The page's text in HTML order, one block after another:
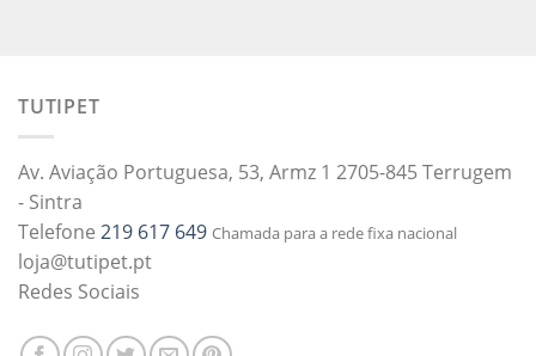
TUTIPET
Av. Aviação Portuguesa, 53, Armz 1 2705-845 Terrugem
- Sintra
Telefone 219 617 649 Chamada para a rede fixa nacional
loja@tutipet.pt
Redes Sociais